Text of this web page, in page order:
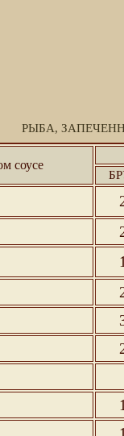
РЫБА,
соусе